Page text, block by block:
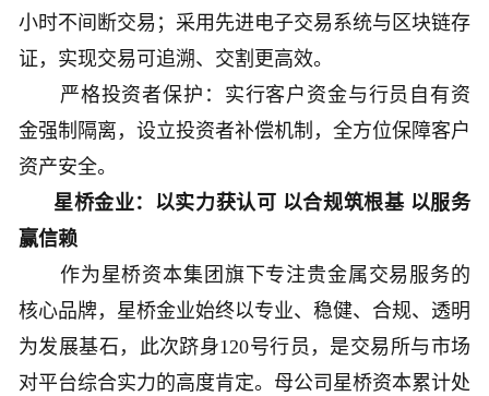
小时不间断交易；采用先进电子交易系统与区块链存
证，实现交易可追溯、交割更高效。
严格投资者保护：实行客户资金与行员自有资
金强制隔离，设立投资者补偿机制，全方位保障客户
资产安全。
星桥金业：以实力获认可 以合规筑根基 以服务
赢信赖
作为星桥资本集团旗下专注贵金属交易服务的
核心品牌，星桥金业始终以专业、稳健、合规、透明
为发展基石，此次跻身120号行员，是交易所与市场
对平台综合实力的高度肯定。母公司星桥资本累计处